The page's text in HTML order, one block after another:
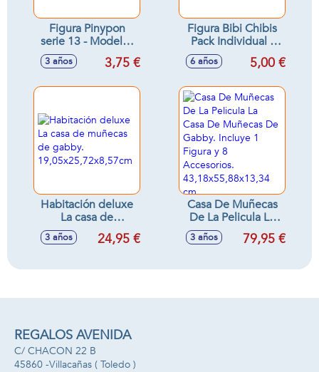
Figura Pinypon
serie 13 - Modelos
surtidos
3 años 3,75 €
Figura Bibi Chibis
Pack Individual -
Modelos surtidos
6 años 5,00 €
Habitación deluxe
La casa de
muñecas de gabby.
19,05x25,72x8,57cm
3 años 24,95 €
Casa De Muñecas
De La Pelicula La
Casa De Muñecas
De Gabby. Incluye
Accesorios.
cm.
3 años 79,95 €
REGALOS AVENIDA
C/ CHACON 22 B
45860 -Villacañas ( Toledo )